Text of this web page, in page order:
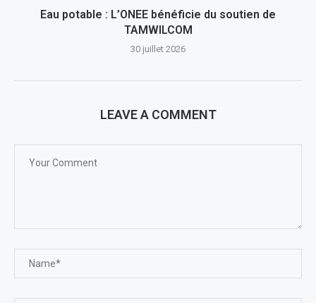
Eau potable : L’ONEE bénéficie du soutien de
TAMWILCOM
30 juillet 2026
LEAVE A COMMENT